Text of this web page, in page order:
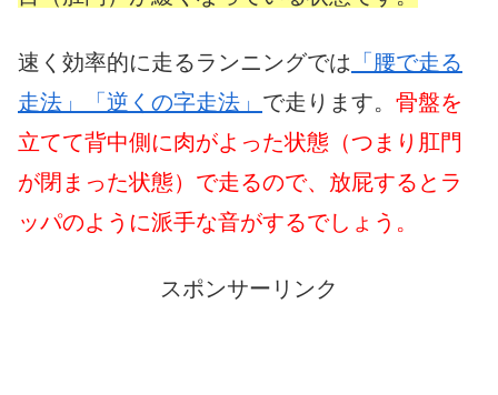
速く効率的に走るランニングでは 「腰で走る
走法」
「逆くの字走法」 で走ります。 骨盤を
立てて背中側に肉がよった状態（つまり肛門
が閉まった状態）で走るので、放屁するとラ
ッパのように派手な音がするでしょう。
スポンサーリンク